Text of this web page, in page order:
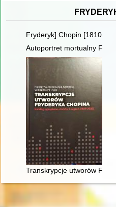
Fryderyk] Chopin [1810-
Autoportret mortualny
Transkrypcje utworów